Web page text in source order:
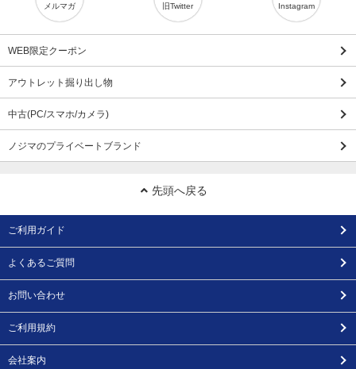
メルマガ 旧Twitter Instagram
WEB限定クーポン
アウトレット掘り出し物
中古(PC/スマホ/カメラ)
ノジマのプライベートブランド
先頭へ戻る
ご利用ガイド
よくあるご質問
お問い合わせ
ご利用規約
会社案内